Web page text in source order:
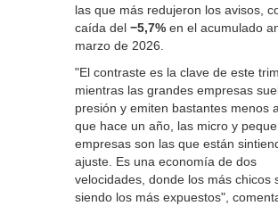
las que más redujeron los avisos,
caída del −5,7% en el acumulado
marzo de 2026.
"El contraste es la clave de este
mientras las grandes empresas
presión y emiten bastantes menos
que hace un año, las micro y
empresas son las que están
ajuste. Es una economía de dos
velocidades, donde los más chicos
siendo los más expuestos",